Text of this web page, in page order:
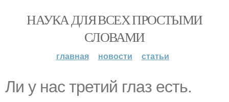
НАУКА ДЛЯ ВСЕХ ПРОСТЫМИ
СЛОВАМИ
главная новости статьи
Ли у нас третий глаз есть.